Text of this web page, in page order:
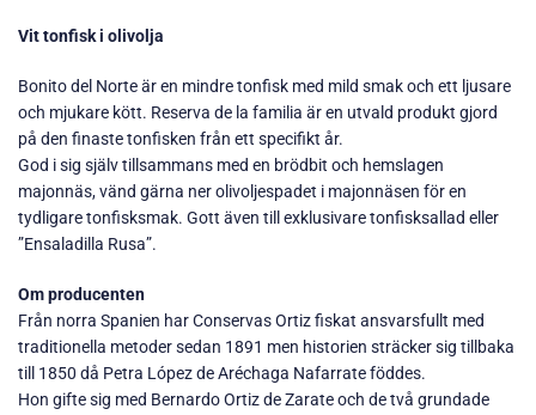
Vit tonfisk i olivolja
Bonito del Norte är en mindre tonfisk med mild smak och ett ljusare
och mjukare kött. Reserva de la familia är en utvald produkt gjord
på den finaste tonfisken från ett specifikt år.
God i sig själv tillsammans med en brödbit och hemslagen
majonnäs, vänd gärna ner olivoljespadet i majonnäsen för en
tydligare tonfisksmak. Gott även till exklusivare tonfisksallad eller
”Ensaladilla Rusa”.
Om producenten
Från norra Spanien har Conservas Ortiz fiskat ansvarsfullt med
traditionella metoder sedan 1891 men historien sträcker sig tillbaka
till 1850 då Petra López de Aréchaga Nafarrate föddes.
Hon gifte sig med Bernardo Ortiz de Zarate och de två grundade